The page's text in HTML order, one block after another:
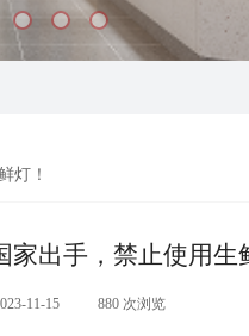
家出手，禁止使用生
11-15 880 次浏览
灯！